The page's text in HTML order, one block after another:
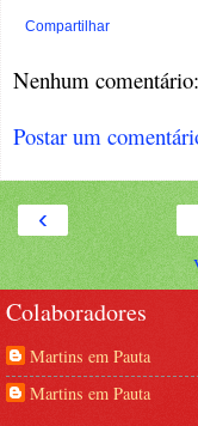
Compartilhar
Nenhum comentário:
Postar um
‹
Colaboradores
Martins em Pauta
Martins em Pauta